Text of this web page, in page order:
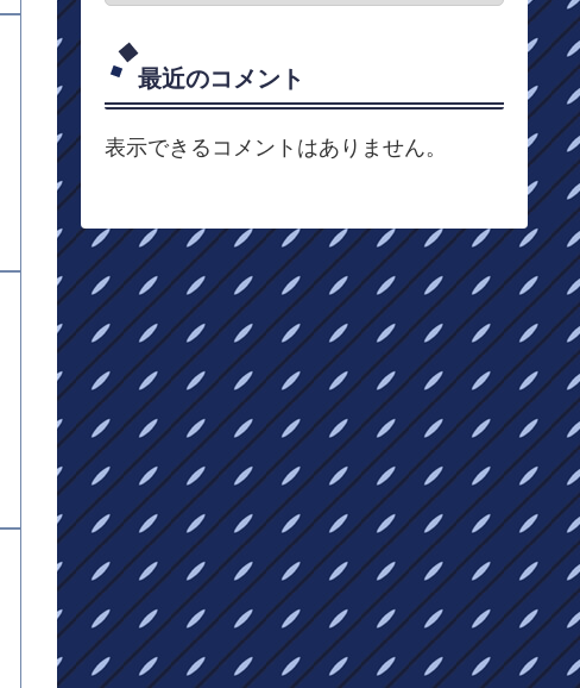
最近のコメント
表示できるコメントはありません。